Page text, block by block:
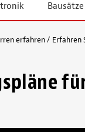
erfahren
Erfahren